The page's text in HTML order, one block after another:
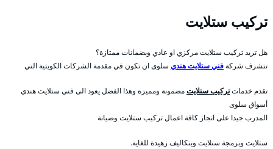
تركيب ستلايت
هل تريد تركيب ستلايت مركزي او عادي وبضمانات ممتازة؟
تتشرف شركةفني ستلايت هندي سلوى ان تكون في مقدمة الشركات الكويتية التي
تقدم خدماتتركيب ستلايتمضمونة ومميزة وهذا الفضل يعود الى فني ستلايت هندي
أسواق سلوى
المدرب جيدا على انجاز كافة اعمال تركيب ستلايت وصيانة
ستلايت وبرمجة ستلايت وبتكاليف زهيدة للغاية.